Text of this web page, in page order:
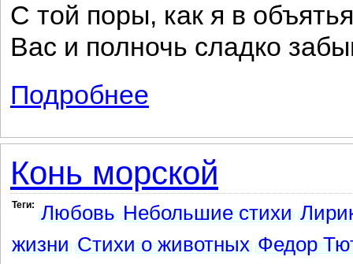
С той поры, как я в
Вас и полночь сладко
Подробнее
Конь морской
Теги: Любовь Небольшие стихи
жизни Стихи о животных Федор